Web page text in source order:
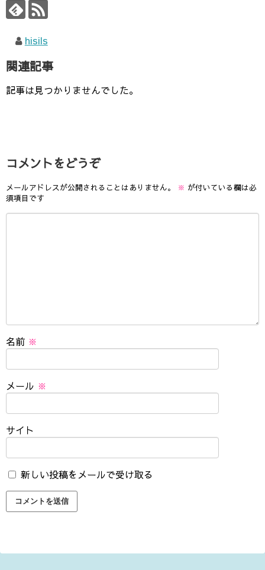
hisils
関連記事
記事は見つかりませんでした。
コメントをどうぞ
メールアドレスが公開されることはありません。 ※ が付いている欄は必
須項目です
名前 ※
メール ※
サイト
新しい投稿をメールで受け取る